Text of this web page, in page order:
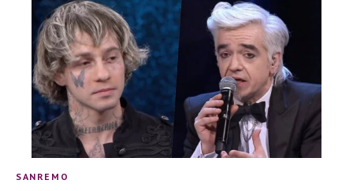
SANREMO